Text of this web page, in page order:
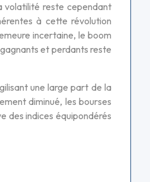
volatilité reste cependant
à cette révolution
incertaine, le boom
et perdants reste
une large part de la
diminué, les bourses
des indices équipondérés